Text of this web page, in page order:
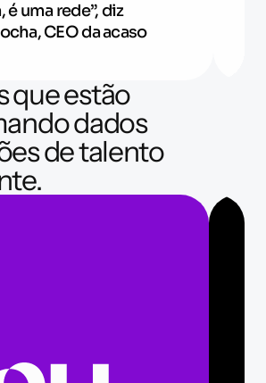
é uma rede”, diz
CEO da acaso
que estão
dados
de talento